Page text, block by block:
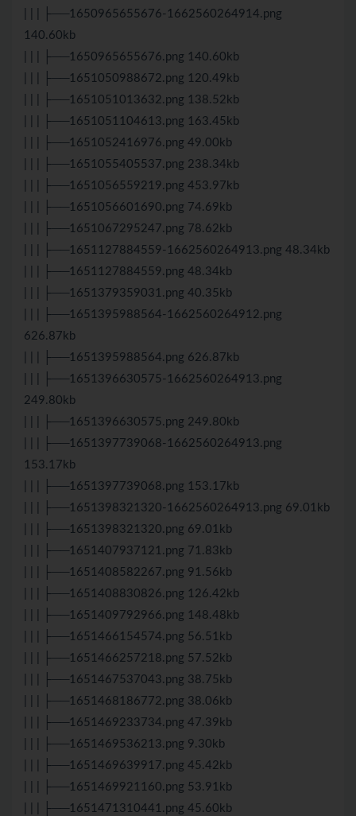
| | | ├──1650965655676-1662560264914.png
140.60kb
| | | ├──1650965655676.png 140.60kb
| | | ├──1651050988672.png 120.49kb
| | | ├──1651051013632.png 138.52kb
| | | ├──1651051104613.png 163.45kb
| | | ├──1651052416976.png 49.00kb
| | | ├──1651055405537.png 238.34kb
| | | ├──1651056559219.png 453.97kb
| | | ├──1651056601690.png 74.69kb
| | | ├──1651067295247.png 78.62kb
| | | ├──1651127884559-1662560264913.png 48.34kb
| | | ├──1651127884559.png 48.34kb
| | | ├──1651379359031.png 40.35kb
| | | ├──1651395988564-1662560264912.png
626.87kb
| | | ├──1651395988564.png 626.87kb
| | | ├──1651396630575-1662560264913.png
249.80kb
| | | ├──1651396630575.png 249.80kb
| | | ├──1651397739068-1662560264913.png
153.17kb
| | | ├──1651397739068.png 153.17kb
| | | ├──1651398321320-1662560264913.png 69.01kb
| | | ├──1651398321320.png 69.01kb
| | | ├──1651407937121.png 71.83kb
| | | ├──1651408582267.png 91.56kb
| | | ├──1651408830826.png 126.42kb
| | | ├──1651409792966.png 148.48kb
| | | ├──1651466154574.png 56.51kb
| | | ├──1651466257218.png 57.52kb
| | | ├──1651467537043.png 38.75kb
| | | ├──1651468186772.png 38.06kb
| | | ├──1651469233734.png 47.39kb
| | | ├──1651469536213.png 9.30kb
| | | ├──1651469639917.png 45.42kb
| | | ├──1651469921160.png 53.91kb
| | | ├──1651471310441.png 45.60kb